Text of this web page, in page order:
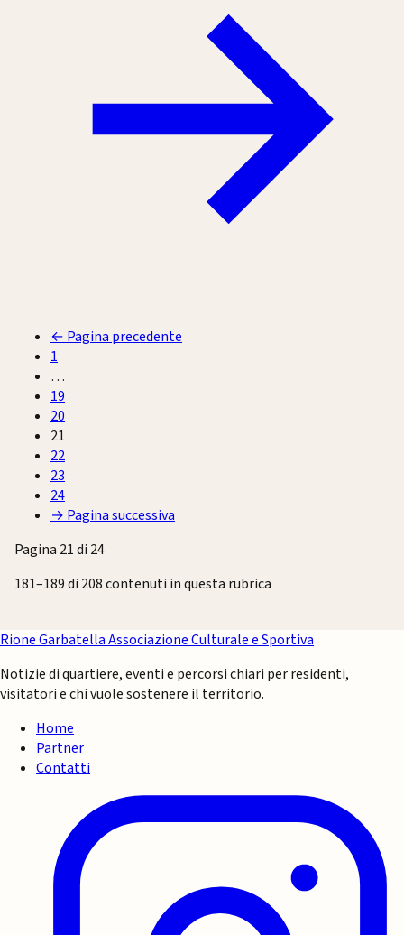
← Pagina precedente
1
…
19
20
21
22
23
24
→ Pagina successiva
Pagina 21 di 24
181–189 di 208 contenuti in questa rubrica
Rione GarbatellaAssociazione Culturale e Sportiva
Notizie di quartiere, eventi e percorsi chiari per residenti,
visitatori e chi vuole sostenere il territorio.
Home
Partner
Contatti